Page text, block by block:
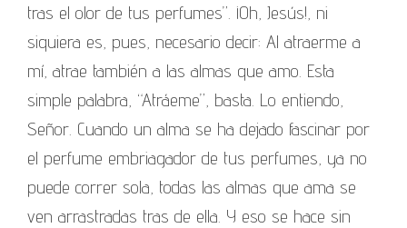
tras el olor de tus perfumes”. ¡Oh, Jesús!, ni
siquiera es, pues, necesario decir: Al atraerme a
mí, atrae también a las almas que amo. Esta
simple palabra, “Atráeme”, basta. Lo entiendo,
Señor. Cuando un alma se ha dejado fascinar por
el perfume embriagador de tus perfumes, ya no
puede correr sola, todas las almas que ama se
ven arrastradas tras de ella. Y eso se hace sin